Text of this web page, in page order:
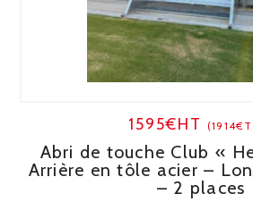
1595€HT
Abri de touche Club «
Arrière en tôle acier –
– 2 places